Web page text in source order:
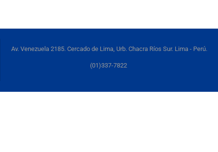
Av. Venezuela 2185. Cercado de Lima, Urb. Chacra Ríos Sur. Lima - Perú.
(01)337-7822